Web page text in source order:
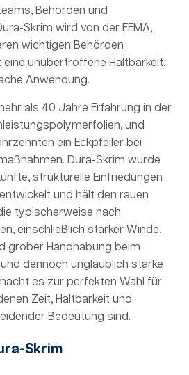
Behörden und
Skrim wird von der FEMA,
wichtigen Behörden
unübertroffene Haltbarkeit,
Anwendung.
als 40 Jahre Erfahrung in der
und
ein Eckpfeiler bei
Dura-Skrim wurde
strukturelle Einfriedungen
und hält den rauen
typischerweise nach
einschließlich starker Winde,
grober Handhabung beim
dennoch unglaublich starke
es zur perfekten Wahl für
Zeit, Haltbarkeit und
Bedeutung sind.
Skrim